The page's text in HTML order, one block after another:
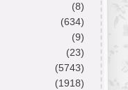
(8)
(634)
(9)
(23)
(5743)
(1918)